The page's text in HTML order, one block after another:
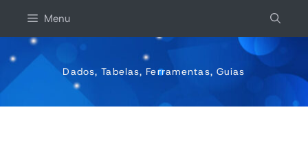
conteúdo
Menu
Dados, Tabelas, Ferramentas, Guias